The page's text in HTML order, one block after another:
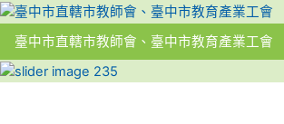
臺中市直轄市教師會、臺中市教育產業工會